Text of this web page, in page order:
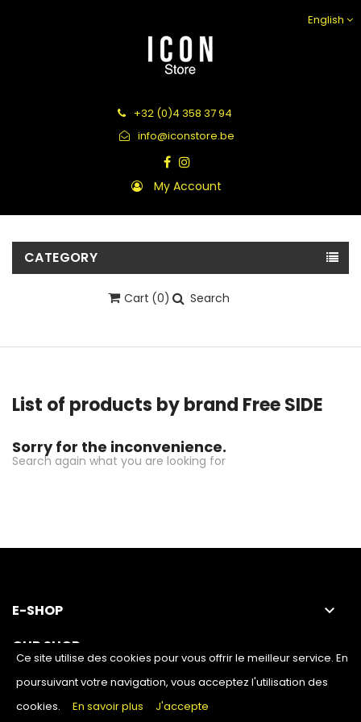
English
+32 (0)4 358 37 94
info@iconstore.be
My Account
CATEGORY
Cart (0) Search
List of products by brand Free SIDE
Sorry for the inconvenience.
Search again what you are looking for
E-SHOP keyboard_arrow_down
OUR SHOP
Ce site utilise des cookies pour vous offrir le meilleur service. En
poursuivant votre navigation, vous acceptez l'utilisation des
cookies.
En savoir plus J'accepte